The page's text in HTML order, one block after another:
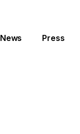
News Press